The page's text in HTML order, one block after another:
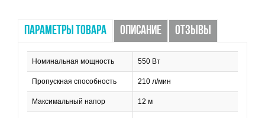
ПАРАМЕТРЫ ТОВАРА ОПИСАНИЕ ОТЗЫВЫ
Номинальная мощность 550 Вт
Пропускная способность 210 л/мин
Максимальный напор 12 м